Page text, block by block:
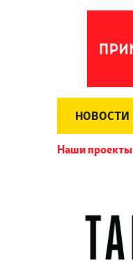
НОВОСТИ
Наши проекты